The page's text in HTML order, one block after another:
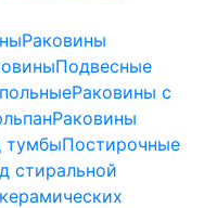
Раковины
Подвесные
Раковины с
Раковины
тумбыПостирочные
стиральной